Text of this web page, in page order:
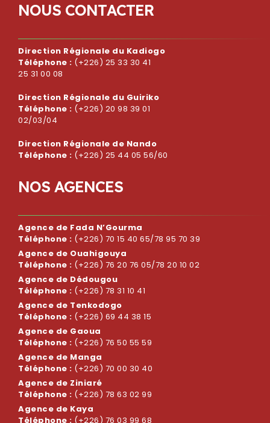
NOUS CONTACTER
Direction Régionale du Kadiogo
Téléphone : (+226) 25 33 30 41
25 31 00 08
Direction Régionale du Guiriko
Téléphone : (+226) 20 98 39 01
02/03/04
Direction Régionale de Nando
Téléphone : (+226) 25 44 05 56/60
NOS AGENCES
Agence de Fada N’Gourma
Téléphone : (+226) 70 15 40 65/78 95 70 39
Agence de Ouahigouya
Téléphone : (+226) 76 20 76 05/78 20 10 02
Agence de Dédougou
Téléphone : (+226) 78 31 10 41
Agence de Tenkodogo
Téléphone : (+226) 69 44 38 15
Agence de Gaoua
Téléphone : (+226) 76 50 55 59
Agence de Manga
Téléphone : (+226) 70 00 30 40
Agence de Ziniaré
Téléphone : (+226) 78 63 02 99
Agence de Kaya
Téléphone : (+226) 76 03 99 68